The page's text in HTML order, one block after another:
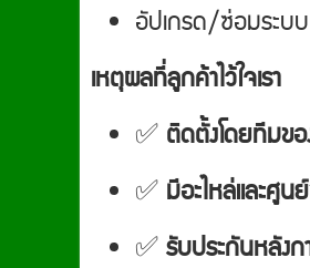
อัปเกรด/ซ่อมระบ
เหตุผลที่ลูกค้าไว้ใจเรา
✅ ติดตั้งโดยทีมขอ
✅ มีอะไหล่และศูน
✅รับประกันหลังก